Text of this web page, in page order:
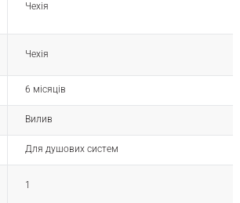
Чехія
Чехія
6 місяців
Вилив
Для душових систем
1